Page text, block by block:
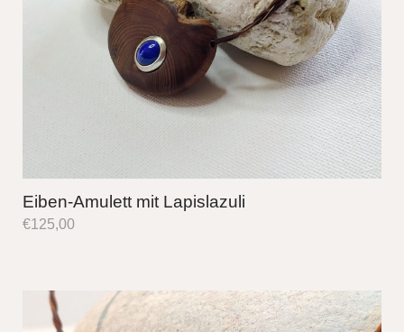
Eiben-Amulett mit Lapislazuli
€125,00